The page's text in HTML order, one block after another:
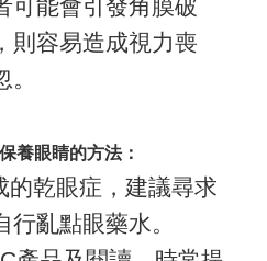
可能會引發角膜破
則容易造成視力喪
養眼睛的方法：
的乾眼症，建議尋求
亂點眼藥水。